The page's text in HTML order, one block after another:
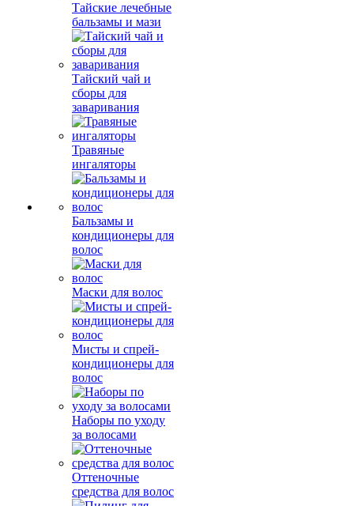
Тайские лечебные
бальзамы и мази
Тайский чай и
сборы для
заваривания
Травяные
ингаляторы
Бальзамы и
кондиционеры для
волос
Маски для волос
Мисты и спрей-
кондиционеры для
волос
Наборы по уходу
за волосами
Оттеночные
средства для волос